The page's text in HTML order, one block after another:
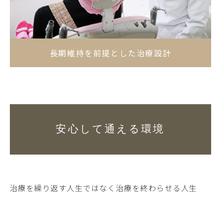
長期維持を前提とした治療設計
安心して通える環境
治療を繰り返す人生ではなく治療を終わらせる人生